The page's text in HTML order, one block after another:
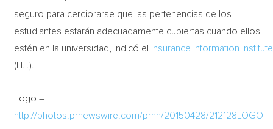
seguro para cerciorarse que las pertenencias de los
estudiantes estarán adecuadamente cubiertas cuando ellos
estén en la universidad, indicó el
Insurance Information Institute
(I.I.I.).
Logo –
http://photos.prnewswire.com/prnh/20150428/212128LOGO